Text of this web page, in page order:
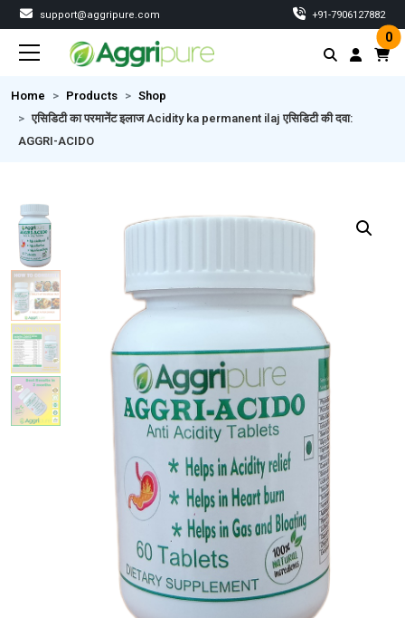
support@aggripure.com ‎+91-7906127882
0
Home Products
Shop
एसिडिटी का परमानेंट इलाज Acidity ka permanent ilaj एसिडिटी की दवा:
AGGRI-ACIDO